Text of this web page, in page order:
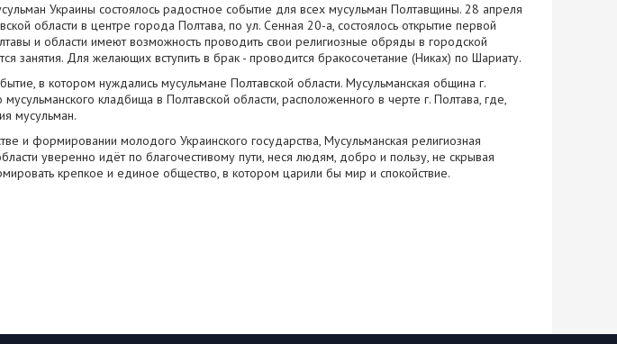
Украины состоялось радостное событие для всех мусульман Полтавщины. 28 апреля
области в центре города Полтава, по ул. Сенная 20-а, состоялось открытие первой
и области имеют возможность проводить свои религиозные обряды в городской
занятия. Для желающих вступить в брак - проводится бракосочетание (Никах) по Шариату.
в котором нуждались мусульмане Полтавской области. Мусульманская община г.
кладбища в Полтавской области, расположенного в черте г. Полтава, где,
мусульман.
и формировании молодого Украинского государства, Мусульманская религиозная
уверенно идёт по благочестивому пути, неся людям, добро и пользу, не скрывая
крепкое и единое общество, в котором царили бы мир и спокойствие.